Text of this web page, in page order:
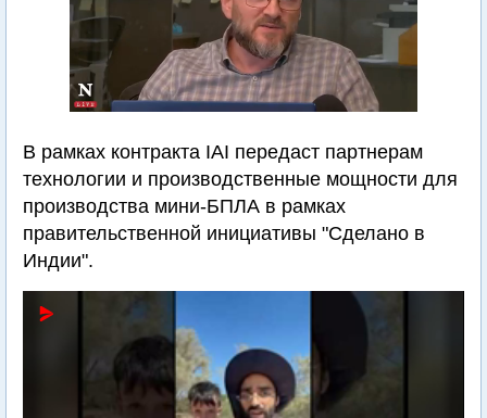
В рамках контракта IAI передаст партнерам
технологии и производственные мощности для
производства мини-БПЛА в рамках
правительственной инициативы "Сделано в
Индии".